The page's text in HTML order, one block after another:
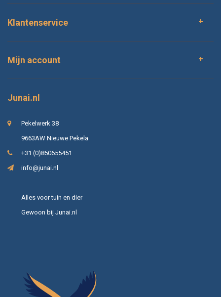
Klantenservice
Mijn account
Junai.nl
Pekelwerk 38
9663AW Nieuwe Pekela
+31 (0)850655451
info@junai.nl
Alles voor tuin en dier
Gewoon bij Junai.nl